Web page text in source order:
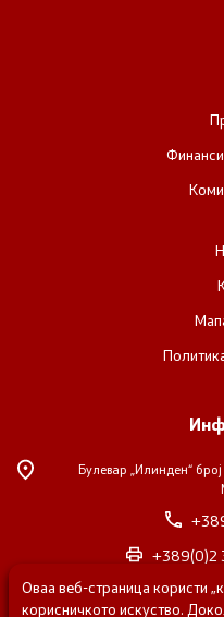
Булевар „Илинден“ број
+389(0)2
Оваа веб-страница користи
корисничкото искуство.